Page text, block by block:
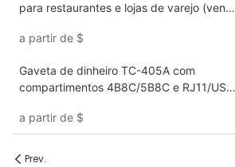
para restaurantes e lojas de varejo (venda
a partir de $
Gaveta de dinheiro TC-405A com
compartimentos 4B8C/5B8C e RJ11/USB
a partir de $
Prev.